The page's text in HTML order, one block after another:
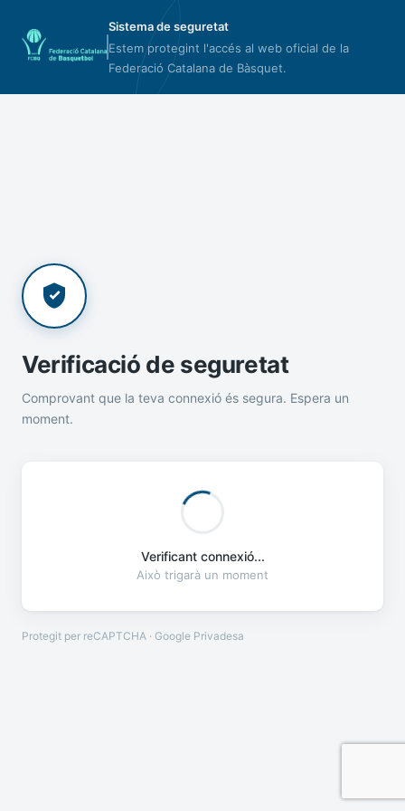
Sistema de seguretat
Estem protegint l'accés al web oficial de la
Federació Catalana de Bàsquet.
Verificació de seguretat
Comprovant que la teva connexió és segura. Espera un
moment.
Verificant connexió...
Això trigarà un moment
Protegit per reCAPTCHA · Google Privadesa